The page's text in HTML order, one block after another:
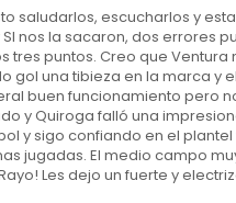
saludarlos, escucharlos y
nos la sacaron, dos errores
puntos. Creo que Ventura
gol una tibieza en la marca y
buen funcionamiento pero
y Quiroga falló una
y sigo confiando en el
jugadas. El medio campo
Les dejo un fuerte y